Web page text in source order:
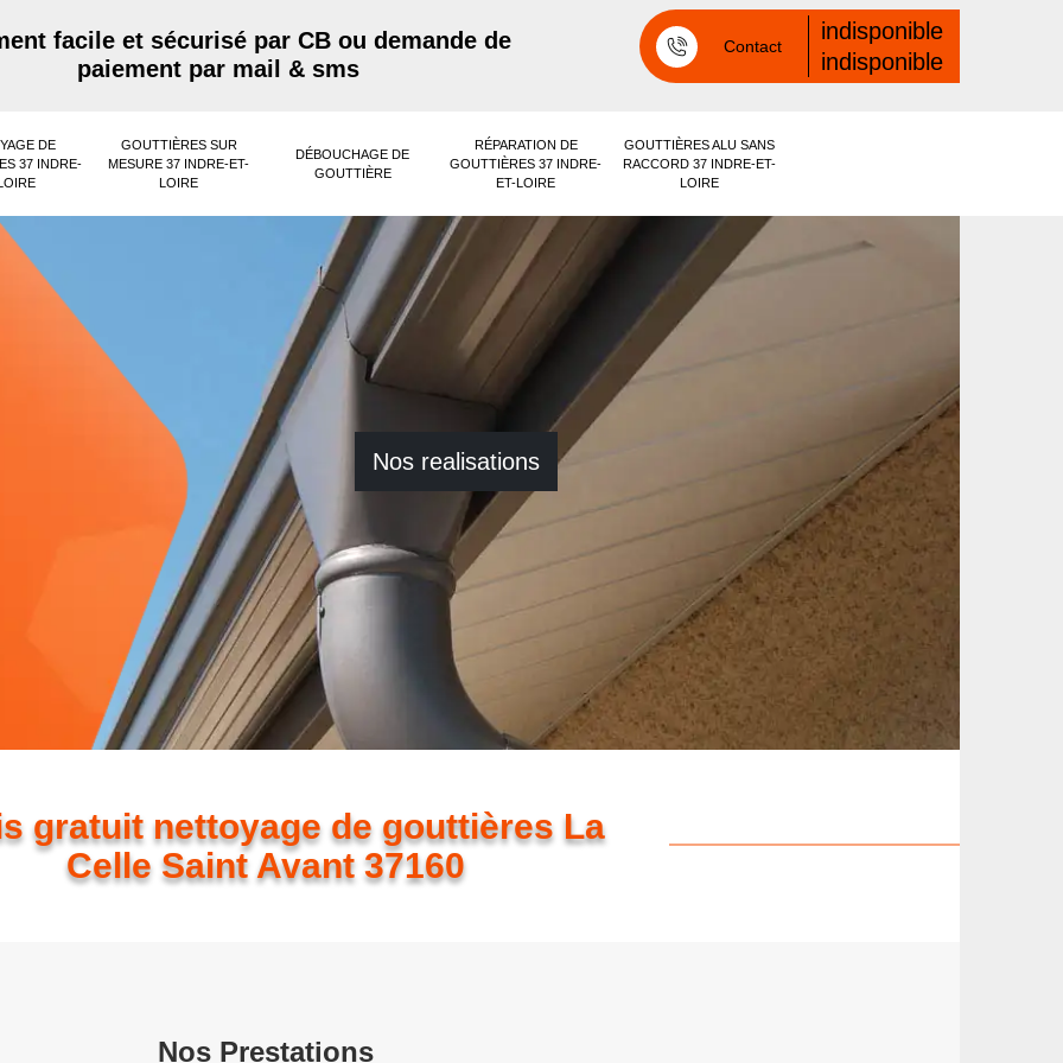
facile et sécurisé par CB ou demande de
paiement par mail & sms
Contact
indisponible
indisponible
DE
37 INDRE-
GOUTTIÈRES SUR
MESURE 37 INDRE-ET-
LOIRE
DÉBOUCHAGE DE
GOUTTIÈRE
RÉPARATION DE
GOUTTIÈRES 37 INDRE-
ET-LOIRE
GOUTTIÈRES ALU SANS
RACCORD 37 INDRE-ET-
LOIRE
Nos realisations
gratuit nettoyage de gouttières La
Celle Saint Avant 37160
Nos Prestations